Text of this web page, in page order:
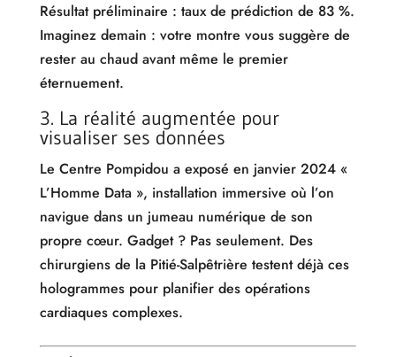
Résultat préliminaire : taux de prédiction de 83 %.
Imaginez demain : votre montre vous suggère de
rester au chaud avant même le premier
éternuement.
3. La réalité augmentée pour
visualiser ses données
Le Centre Pompidou a exposé en janvier 2024 «
L’Homme Data », installation immersive où l’on
navigue dans un jumeau numérique de son
propre cœur. Gadget ? Pas seulement. Des
chirurgiens de la Pitié-Salpêtrière testent déjà ces
hologrammes pour planifier des opérations
cardiaques complexes.